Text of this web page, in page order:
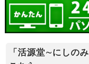
「活源堂∼にしの